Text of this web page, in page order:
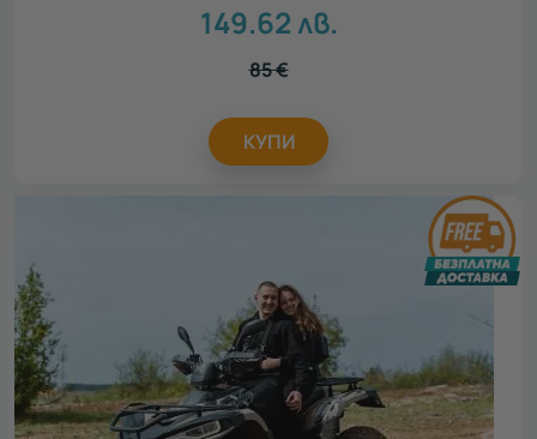
149.62лв.
85€
КУПИ